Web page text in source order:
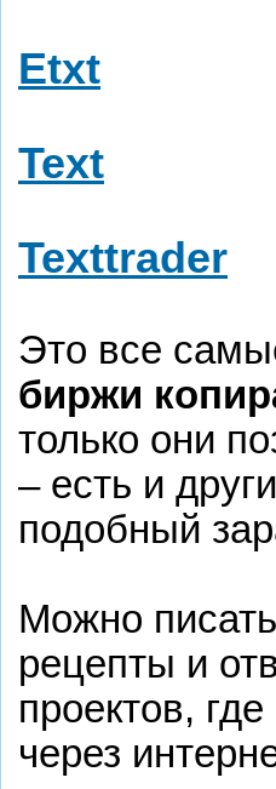
Etxt
Text
Texttrader
Это все
биржи
только они
– есть и
подобный
Можно
рецепты и
проектов,
через